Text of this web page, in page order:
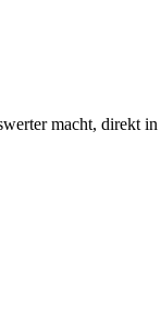
macht, direkt